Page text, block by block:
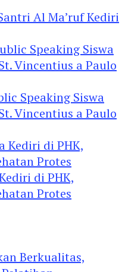
Al Ma’ruf Kediri
Speaking Siswa
Vincentius a Paulo
di PHK,
Protes